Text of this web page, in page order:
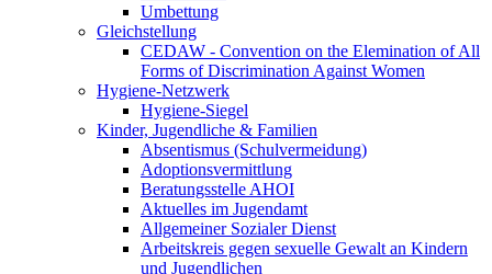
Umbettung
Gleichstellung
CEDAW - Convention on the Elemination of All
Forms of Discrimination Against Women
Hygiene-Netzwerk
Hygiene-Siegel
Kinder, Jugendliche & Familien
Absentismus (Schulvermeidung)
Adoptionsvermittlung
Beratungsstelle AHOI
Aktuelles im Jugendamt
Allgemeiner Sozialer Dienst
Arbeitskreis gegen sexuelle Gewalt an Kindern
und Jugendlichen